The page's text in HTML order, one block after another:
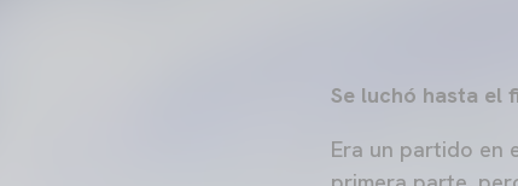
Se luchó hasta el
Era un partido en